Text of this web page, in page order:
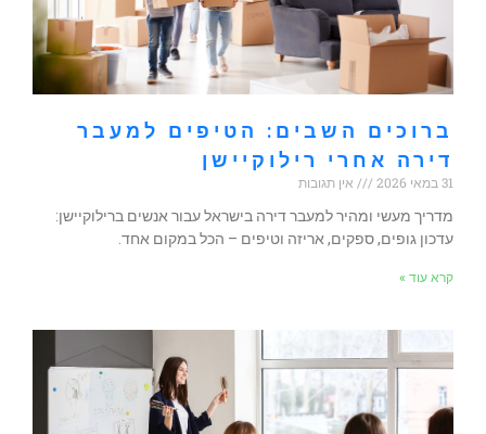
ברוכים השבים: הטיפים למעבר
דירה אחרי רילוקיישן
אין תגובות
מדריך מעשי ומהיר למעבר דירה בישראל עבור אנשים ברילוקיישן:
עדכון גופים, ספקים, אריזה וטיפים – הכל במקום אחד.
קרא עוד »